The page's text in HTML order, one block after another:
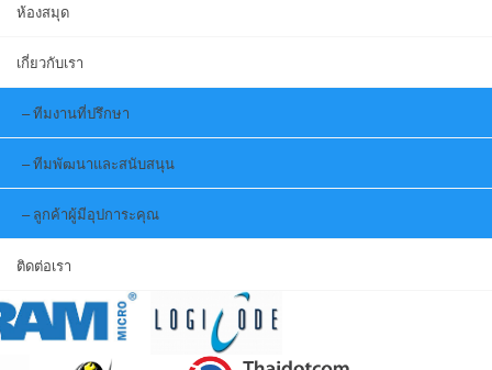
ห้องสมุด
เกี่ยวกับเรา
ทีมงานที่ปรึกษา
ทีมพัฒนาและสนับสนุน
ลูกค้าผู้มีอุปการะคุณ
ติดต่อเรา